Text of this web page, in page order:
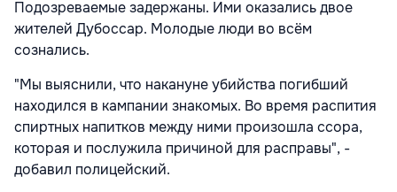
Подозреваемые задержаны. Ими оказались двое
жителей Дубоссар. Молодые люди во всём
сознались.
"Мы выяснили, что накануне убийства погибший
находился в кампании знакомых. Во время распития
спиртных напитков между ними произошла ссора,
которая и послужила причиной для расправы", -
добавил полицейский.